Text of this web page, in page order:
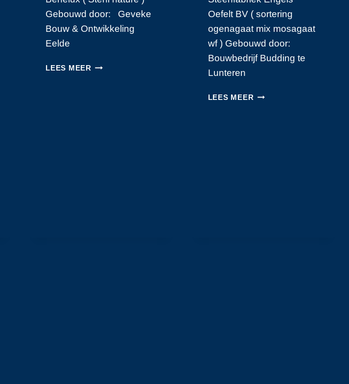
Gebouwd door: Geveke
Bouw & Ontwikkeling
Eelde
LEES MEER APPARTEMENTEN
Oefelt BV ( sortering
ogenagaat mix mosagaat
wf ) Gebouwd door:
Bouwbedrijf Budding te
Lunteren
LEES MEER VILLA